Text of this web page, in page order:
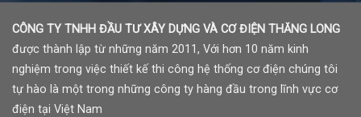
CÔNG TY TNHH ĐẦU TƯ XÂY DỰNG VÀ CƠ ĐIỆN THĂNG LONG
được thành lập từ những năm 2011, Với hơn 10 năm kinh
nghiệm trong việc thiết kế thi công hệ thống cơ điện chúng tôi
tự hào là một trong những công ty hàng đầu trong lĩnh vực cơ
điện tại Việt Nam